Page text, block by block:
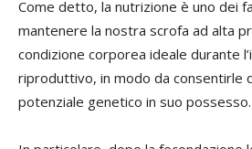
Come detto, la nutrizione è uno dei
mantenere la nostra scrofa ad alta
condizione corporea ideale durante
riproduttivo, in modo da consentirle
potenziale genetico in suo possesso.